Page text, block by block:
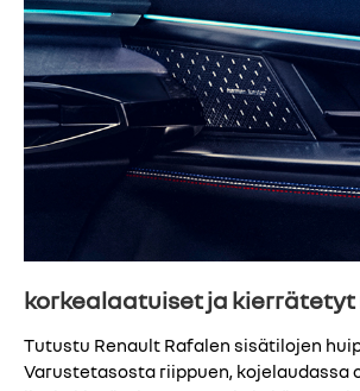
korkealaatuiset ja
Tutustu Renault Rafalen sisätilojen
Varustetasosta riippuen, kojelaudassa